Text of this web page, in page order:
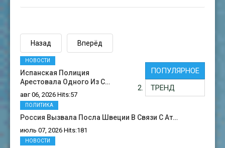
Назад Вперёд
ПОПУЛЯРНОЕ
ТРЕНД
Испанская Полиция
Арестовала Одного Из С…
авг 06, 2026 Hits:57
НОВОСТИ
Россия Вызвала Посла Швеции В Связи С Ат…
июль 07, 2026 Hits:181
ПОЛИТИКА
НОВОСТИ